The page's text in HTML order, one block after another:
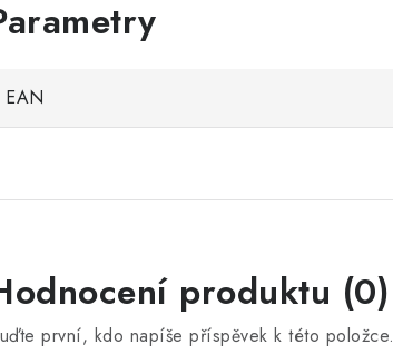
EAN
produktu (0)
první, kdo napíše příspěvek k této položce.